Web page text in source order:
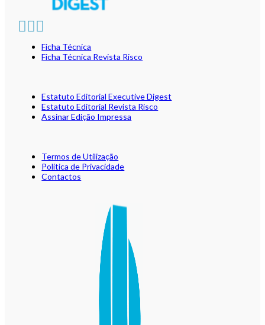
Ficha Técnica
Ficha Técnica Revista Risco
Estatuto Editorial Executive Digest
Estatuto Editorial Revista Risco
Assinar Edição Impressa
Termos de Utilização
Política de Privacidade
Contactos